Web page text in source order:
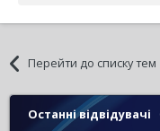
Перейти до списку тем
Останні відвідувачі